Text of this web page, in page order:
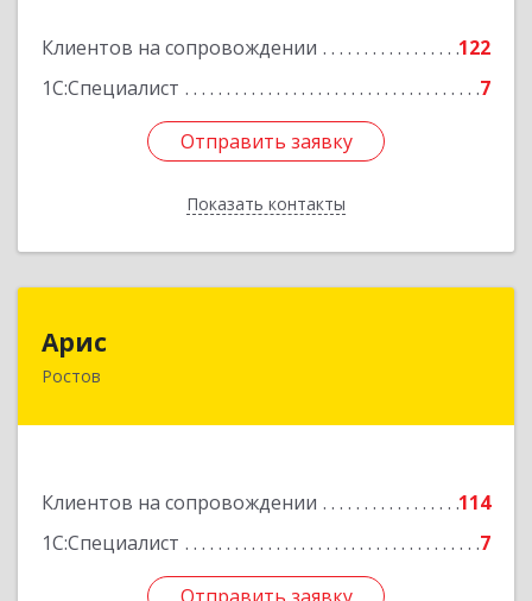
Клиентов на сопровождении
122
1С:Специалист
7
Отправить заявку
Показать контакты
Подробнее
Отправить заявку
Назад
Арис
Ростов
Клиентов на сопровождении
114
1С:Специалист
7